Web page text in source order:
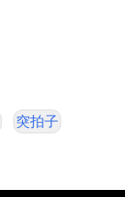
突拍子